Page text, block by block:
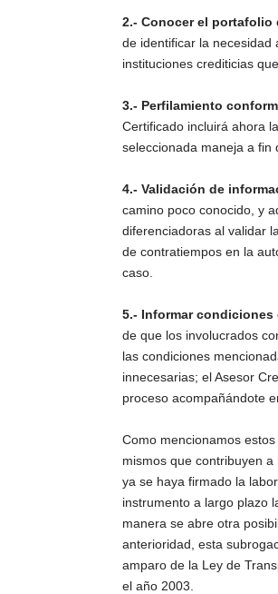
2.- Conocer el portafolio
de identificar la necesidad
instituciones crediticias
3.- Perfilamiento
Certificado incluirá ahora
seleccionada maneja a fin
4.- Validación de
camino poco conocido, y
diferenciadoras al validar
de contratiempos en la
caso.
5.- Informar
de que los involucrados
las condiciones
innecesarias; el Asesor
proceso acompañándote
Como mencionamos
mismos que contribuyen
ya se haya firmado la
instrumento a largo plazo
manera se abre otra
anterioridad, esta
amparo de la Ley de
el año 2003.